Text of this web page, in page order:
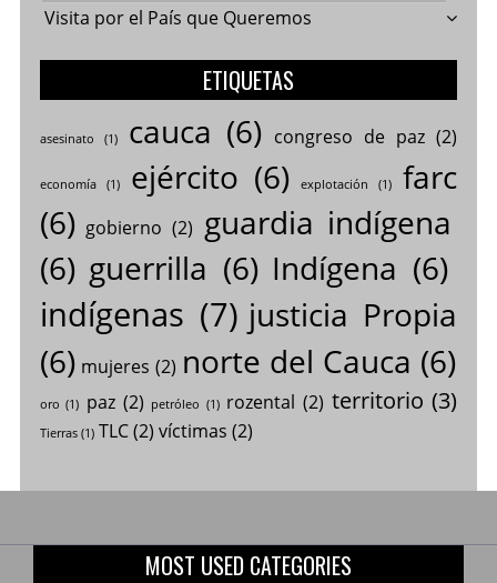
Visita por el País que Queremos
ETIQUETAS
asesinato (1) cauca (6) congreso de paz(2)
economía(1) ejército (6) explotación (1)
farc
(6) gobierno (2) guardia indígena
(6) guerrilla (6) Indígena (6)
indígenas (7) justicia Propia
(6) mujeres (2) norte del Cauca (6)
oro (1) paz (2) petróleo (1) rozental (2) territorio (3)
Tierras(1) TLC(2) víctimas (2)
MOST USED CATEGORIES